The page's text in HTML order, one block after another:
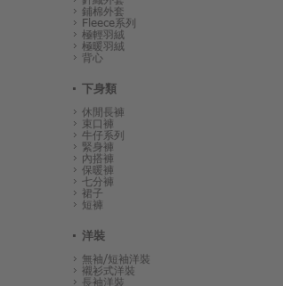
鋪棉外套
Fleece系列
極輕羽絨
極暖羽絨
背心
下身類
休閒長褲
束口褲
牛仔系列
緊身褲
內搭褲
保暖褲
七分褲
裙子
短褲
洋裝
無袖/短袖洋裝
襯衫式洋裝
長袖洋裝